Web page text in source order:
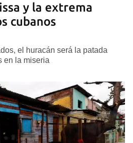
y la extrema
cubanos
el huracán será la patada
en la miseria